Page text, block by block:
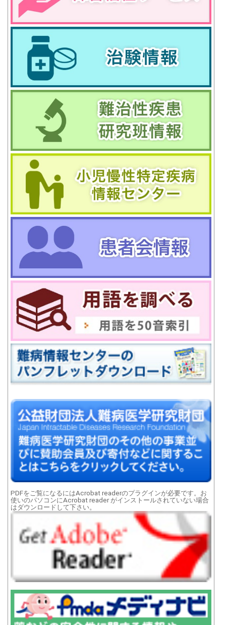
PDFをご覧になるにはAcrobat readerのプラグインが必要です。お
使いのパソコンにAcrobat reader がインストールされていない場合
はダウンロードして下さい。